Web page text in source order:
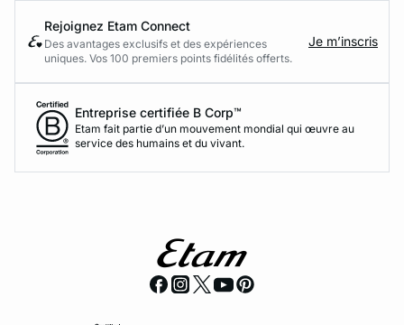
Rejoignez Etam Connect
Des avantages exclusifs et des expériences
uniques. Vos 100 premiers points fidélités offerts.
Je m’inscris
Entreprise certifiée B Corp™
Etam fait partie d’un mouvement mondial qui œuvre au
service des humains et du vivant.